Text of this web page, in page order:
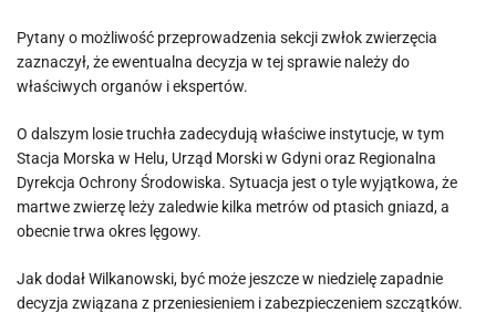
Pytany o możliwość przeprowadzenia sekcji zwłok zwierzęcia
zaznaczył, że ewentualna decyzja w tej sprawie należy do
właściwych organów i ekspertów.
O dalszym losie truchła zadecydują właściwe instytucje, w tym
Stacja Morska w Helu, Urząd Morski w Gdyni oraz Regionalna
Dyrekcja Ochrony Środowiska. Sytuacja jest o tyle wyjątkowa, że
martwe zwierzę leży zaledwie kilka metrów od ptasich gniazd, a
obecnie trwa okres lęgowy.
Jak dodał Wilkanowski, być może jeszcze w niedzielę zapadnie
decyzja związana z przeniesieniem i zabezpieczeniem szczątków.